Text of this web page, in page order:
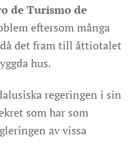
de Turismo de
eftersom många
det fram till åttiotalet
hus.
regeringen i sin
som har som
av vissa